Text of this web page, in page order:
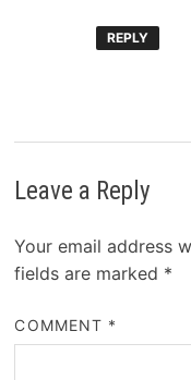
REPLY
Leave a Reply
Your email address
fields are marked *
COMMENT *